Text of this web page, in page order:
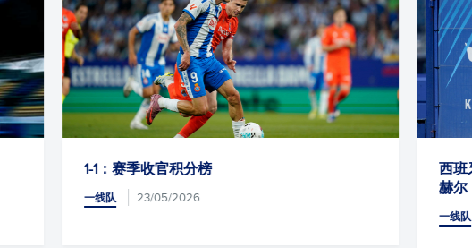
西班牙人引进费尔南多・纳瓦罗与米格尔・安
赫尔・戈麦斯，补强体育管理部门的团队阵容